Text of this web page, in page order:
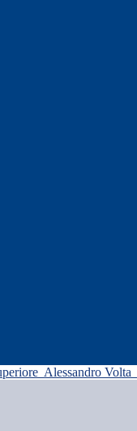
Alessandro Volta